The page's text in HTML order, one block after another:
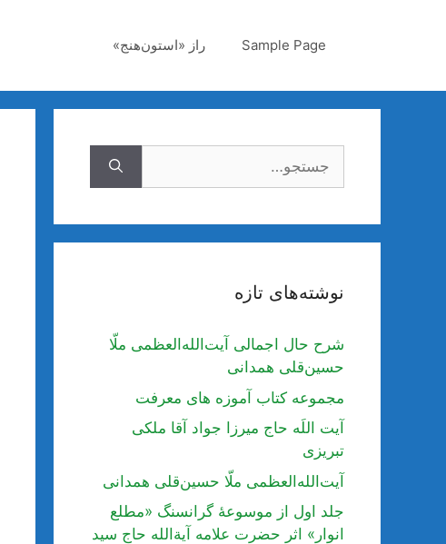
Sample Page راز «استون‌هنج»
نوشته‌های تازه
شرح حال اجمالی آیت‌الله‌العظمی ملّا
حسین‌قلی همدانی
مجموعه کتاب آموزه های معرفت
آیت اللَه حاج میرزا جواد آقا ملکی
تبریزی
آیت‌الله‌العظمی ملّا حسین‌قلی همدانی
جلد اول از موسوعۀ گرانسنگ «مطلع
انوار» اثر حضرت علامه آیة‌الله حاج سید